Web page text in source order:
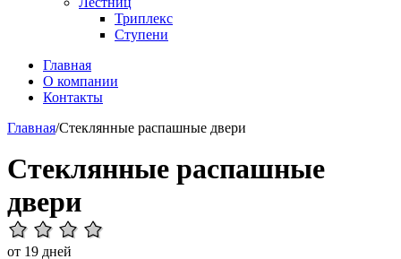
Триплекс
Ступени
Главная
О компании
Контакты
Главная/Стеклянные распашные двери
Стеклянные распашные
двери
от 19 дней